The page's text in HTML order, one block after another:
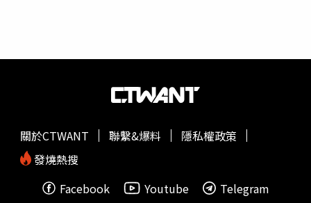
價，生活成本一年比一年高，年輕人並非不願意努力，而是
說還要靠自己存到購屋頭期款，因此對未來難免感到焦慮與
無力。貼文曝光後，網友意見兩極，不少人認為真正的關鍵
例，「最大的問題就是孝親費給太多了」、「月薪4萬卻先
拿1萬5000元回家，剩下當然很難存錢」、「如果父母還在
等薪資增加再提高，正常父母應該都能理解」。也有人指
關於CTWANT 聯繫&爆料
隱私權政策
發燒熱搜
Facebook
Youtube Telegram